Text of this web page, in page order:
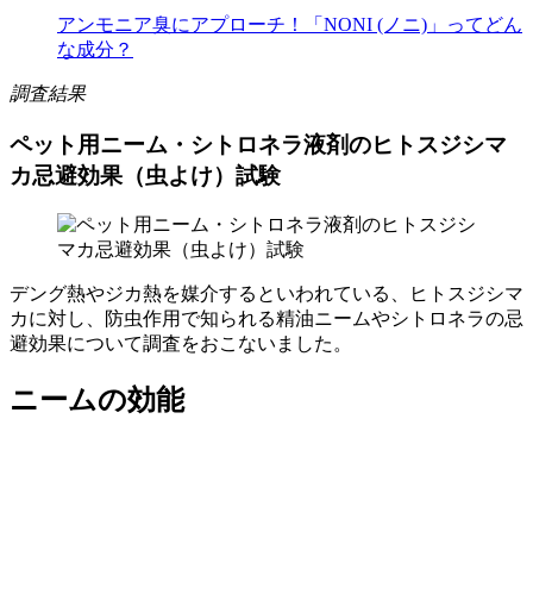
アンモニア臭にアプローチ！「NONI (ノニ)」ってどん
な成分？
調査結果
ペット用ニーム・シトロネラ液剤のヒトスジシマ
カ忌避効果（虫よけ）試験
デング熱やジカ熱を媒介するといわれている、ヒトスジシマ
カに対し、防虫作用で知られる精油ニームやシトロネラの忌
避効果について調査をおこないました。
ニームの効能